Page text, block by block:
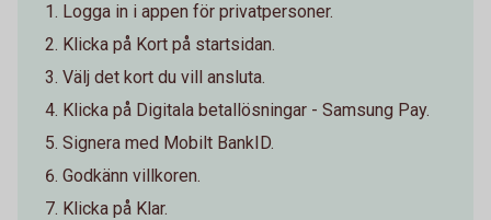
Logga in i appen för privatpersoner.
Klicka på Kort på startsidan.
Välj det kort du vill ansluta.
Klicka på Digitala betallösningar - Samsung Pay.
Signera med Mobilt BankID.
Godkänn villkoren.
Klicka på Klar.